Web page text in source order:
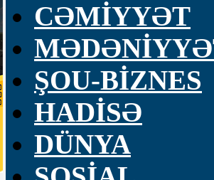
CƏMİYYƏT
ŞOU-BİZNES
HADİSƏ
DÜNYA